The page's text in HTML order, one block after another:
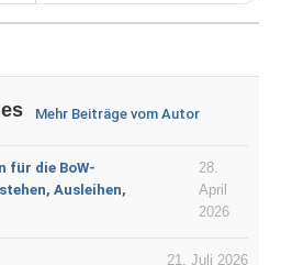
Mehr Beiträge vom Autor
für die BoW-
Ausleihen,
28.
April
2026
21. Juli 2026